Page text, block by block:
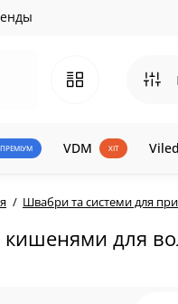
ПРЕМІУМ VDM ХІТ
Швабри та системи для
для